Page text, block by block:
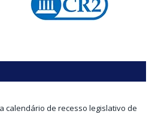
calendário de recesso legislativo de